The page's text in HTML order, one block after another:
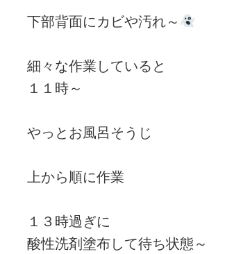
下部背面にカビや汚れ～
細々な作業していると
１１時～
やっとお風呂そうじ
上から順に作業
１３時過ぎに
酸性洗剤塗布して待ち状態～